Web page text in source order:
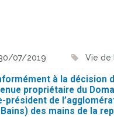
07/2019 Vie de
à la décision
propriétaire du
président de
Bains) des mains de la